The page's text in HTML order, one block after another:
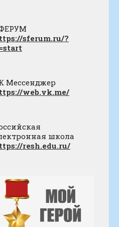
sferum.ru/?
Мессенджер
web.vk.me/
школа
resh.edu.ru/